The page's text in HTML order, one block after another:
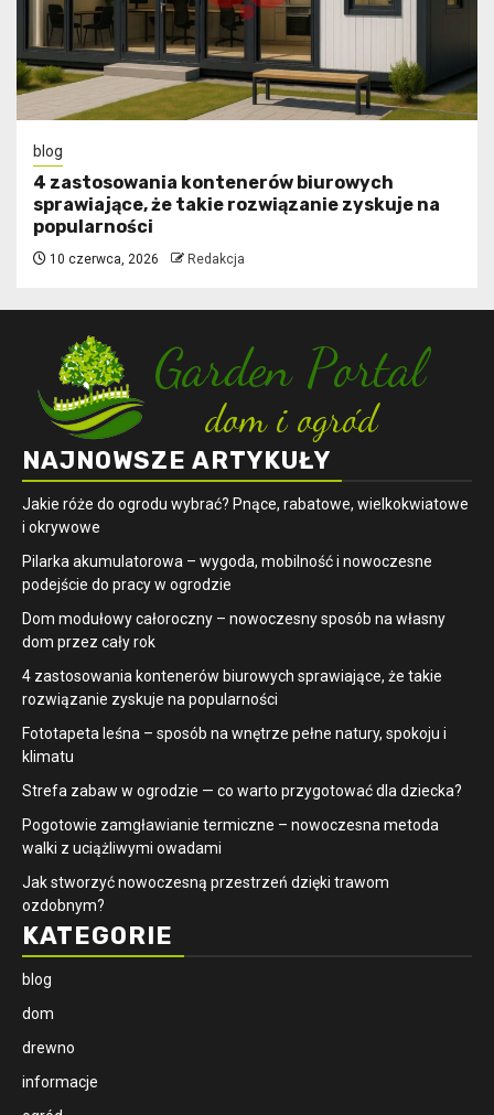
blog
4 zastosowania kontenerów biurowych
sprawiające, że takie rozwiązanie zyskuje na
popularności
10 czerwca, 2026 Redakcja
NAJNOWSZE ARTYKUŁY
Jakie róże do ogrodu wybrać? Pnące, rabatowe, wielkokwiatowe
i okrywowe
Pilarka akumulatorowa – wygoda, mobilność i nowoczesne
podejście do pracy w ogrodzie
Dom modułowy całoroczny – nowoczesny sposób na własny
dom przez cały rok
4 zastosowania kontenerów biurowych sprawiające, że takie
rozwiązanie zyskuje na popularności
​Fototapeta leśna – sposób na wnętrze pełne natury, spokoju i
klimatu
Strefa zabaw w ogrodzie — co warto przygotować dla dziecka?
Pogotowie zamgławianie termiczne – nowoczesna metoda
walki z uciążliwymi owadami
Jak stworzyć nowoczesną przestrzeń dzięki trawom
ozdobnym?
KATEGORIE
blog
dom
drewno
informacje